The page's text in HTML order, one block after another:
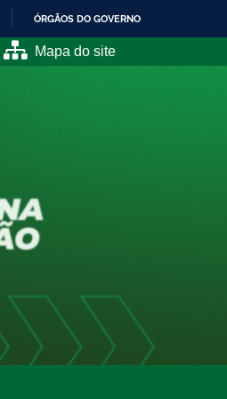
ÓRGÃOS DO GOVERNO
Mapa do site